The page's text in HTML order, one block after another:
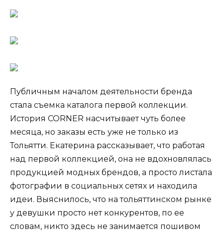
Публичным началом деятельности бренда
стала съемка каталога первой коллекции.
История CORNER насчитывает чуть более
месяца, но заказы есть уже не только из
Тольятти. Екатерина рассказывает, что работая
над первой коллекцией, она не вдохновлялась
продукцией модных брендов, а просто листала
фотографии в социальных сетях и находила
идеи. Выяснилось, что на тольяттинском рынке
у девушки просто нет конкурентов, по ее
словам, никто здесь не занимается пошивом